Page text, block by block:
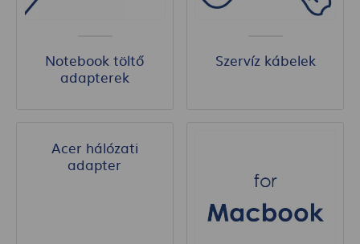
Notebook töltő
adapterek
Szervíz kábelek
Acer hálózati
adapter